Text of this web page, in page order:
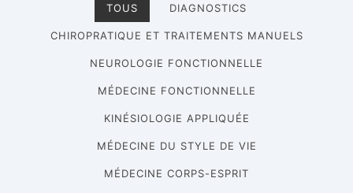
TOUS DIAGNOSTICS
CHIROPRATIQUE ET TRAITEMENTS MANUELS
NEUROLOGIE FONCTIONNELLE
MÉDECINE FONCTIONNELLE
KINÉSIOLOGIE APPLIQUÉE
MÉDECINE DU STYLE DE VIE
MÉDECINE CORPS-ESPRIT